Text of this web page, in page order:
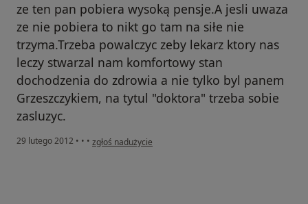
ze ten pan pobiera wysoką pensje.A jesli uwaza
ze nie pobiera to nikt go tam na siłe nie
trzyma.Trzeba powalczyc zeby lekarz ktory nas
leczy stwarzal nam komfortowy stan
dochodzenia do zdrowia a nie tylko byl panem
Grzeszczykiem, na tytul "doktora" trzeba sobie
zasluzyc.
29 lutego 2012 • • • w opinii użytkownika obserwatorka
zgłoś nadużycie